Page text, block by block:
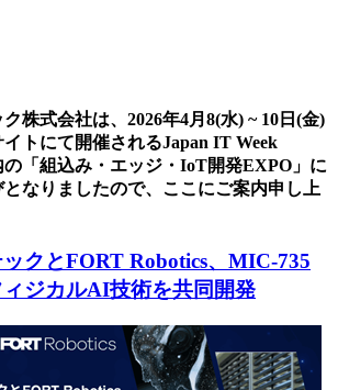
株式会社は、2026年4月8(水) ~ 10日(金)
トにて開催されるJapan IT Week
の「組込み・エッジ・IoT開発EXPO」に
なりましたので、ここにご案内申し上
クとFORT Robotics、MIC-735
ジカルAI技術を共同開発